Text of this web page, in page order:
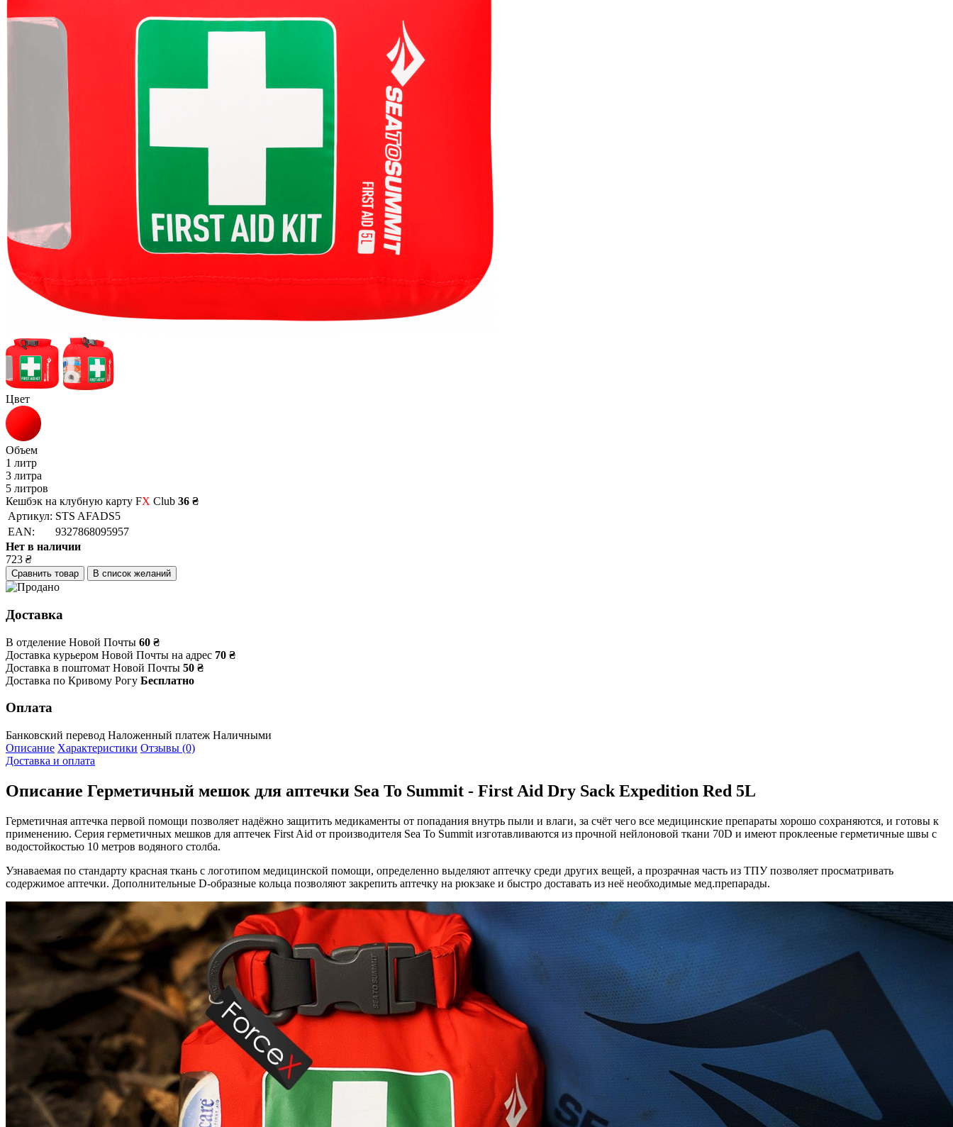
Цвет
Объем
1 литр
3 литра
5 литров
Кешбэк на клубную карту FX Club 36 ₴
Артикул: STS AFADS5
EAN:
9327868095957
Нет в наличии
723 ₴
Сравнить товар В список желаний
Доставка
В отделение Новой Почты 60 ₴
Доставка курьером Новой Почты на адрес 70 ₴
Доставка в поштомат Новой Почты 50 ₴
Доставка по Кривому Рогу Бесплатно
Оплата
Банковский перевод Наложенный платеж Наличными
Описание Характеристики Отзывы (0)
Доставка и оплата
Описание Герметичный мешок для аптечки Sea To Summit - First Aid Dry Sack Expedition Red 5L
Герметичная аптечка первой помощи позволяет надёжно защитить медикаменты от попадания внутрь пыли и влаги, за счёт чего все медицинские препараты хорошо сохраняются, и готовы к
применению. Серия герметичных мешков для аптечек First Aid от производителя Sea To Summit изготавливаются из прочной нейлоновой ткани 70D и имеют проклееные герметичные швы с
водостойкостью 10 метров водяного столба.
Узнаваемая по стандарту красная ткань с логотипом медицинской помощи, определенно выделяют аптечку среди других вещей, а прозрачная часть из ТПУ позволяет просматривать
содержимое аптечки. Дополнительные D-образные кольца позволяют закрепить аптечку на рюкзаке и быстро доставать из неё необходимые мед.препарады.